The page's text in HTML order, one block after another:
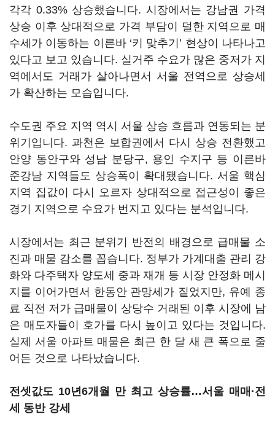
각각 0.33% 상승했습니다. 시장에서는 강남권 가격
상승 이후 상대적으로 가격 부담이 덜한 지역으로 매
수세가 이동하는 이른바 ‘키 맞추기’ 현상이 나타나고
있다고 보고 있습니다. 실거주 수요가 많은 중저가 지
역에서도 거래가 살아나면서 서울 전역으로 상승세
가 확산하는 모습입니다.
수도권 주요 지역 역시 서울 상승 흐름과 연동되는 분
위기입니다. 과천은 보합권에서 다시 상승 전환했고
안양 동안구와 성남 분당구, 용인 수지구 등 이른바
준강남 지역들도 상승폭이 확대됐습니다. 서울 핵심
지역 집값이 다시 오르자 상대적으로 접근성이 좋은
경기 지역으로 수요가 번지고 있다는 분석입니다.
시장에서는 최근 분위기 반전의 배경으로 급매물 소
진과 매물 감소를 꼽습니다. 정부가 가계대출 관리 강
화와 다주택자 양도세 중과 재개 등 시장 안정화 메시
지를 이어가면서 한동안 관망세가 짙었지만, 유예 종
료 직전 저가 급매물이 상당수 거래된 이후 시장에 남
은 매도자들이 호가를 다시 높이고 있다는 것입니다.
실제 서울 아파트 매물은 최근 한 달 새 큰 폭으로 줄
어든 것으로 나타났습니다.
전셋값도 10년6개월 만 최고 상승률…서울 매매·전
세 동반 강세